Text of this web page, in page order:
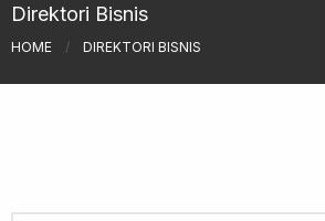
Direktori Bisnis
HOME / DIREKTORI BISNIS